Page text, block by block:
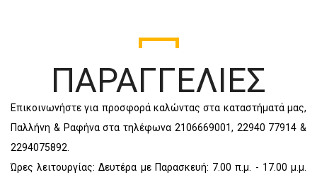
ΠΑΡΑΓΓΕΛΙΕΣ
Επικοινωνήστε για προσφορά καλώντας στα καταστήματά μας,
Παλλήνη & Ραφήνα στα τηλέφωνα 2106669001, 22940 77914 &
2294075892.
Ώρες λειτουργίας: Δευτέρα με Παρασκευή: 7.00 π.μ. - 17.00 μ.μ.